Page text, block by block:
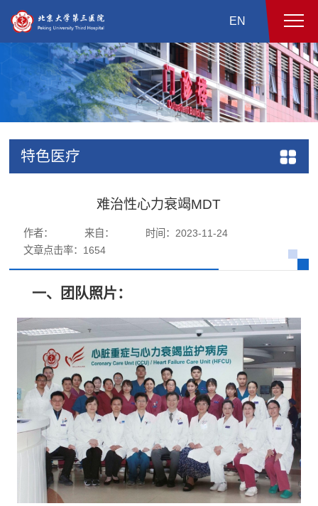
EN
特色医疗
难治性心力衰竭MDT
作者： 来自：
时间：2023-11-24
文章点击率： 1654
一、团队照片：